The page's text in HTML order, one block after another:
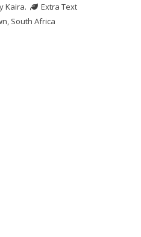
Kaira.
Extra Text
South Africa